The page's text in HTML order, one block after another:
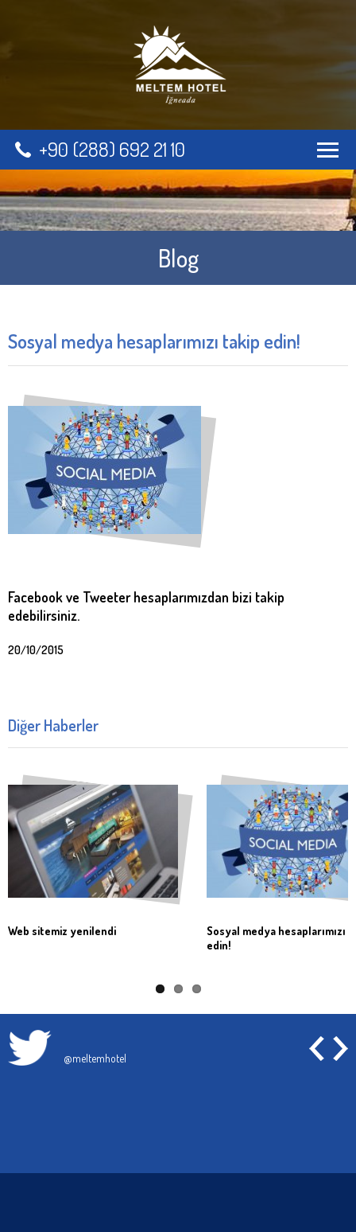
+90 (288) 692 21 10
Blog
Sosyal medya hesaplarımızı takip edin!
Facebook ve Tweeter hesaplarımızdan bizi takip
edebilirsiniz.
20/10/2015
Diğer Haberler
Web sitemiz yenilendi
Sosyal medya hesaplarımızı
edin!
@meltemhotel